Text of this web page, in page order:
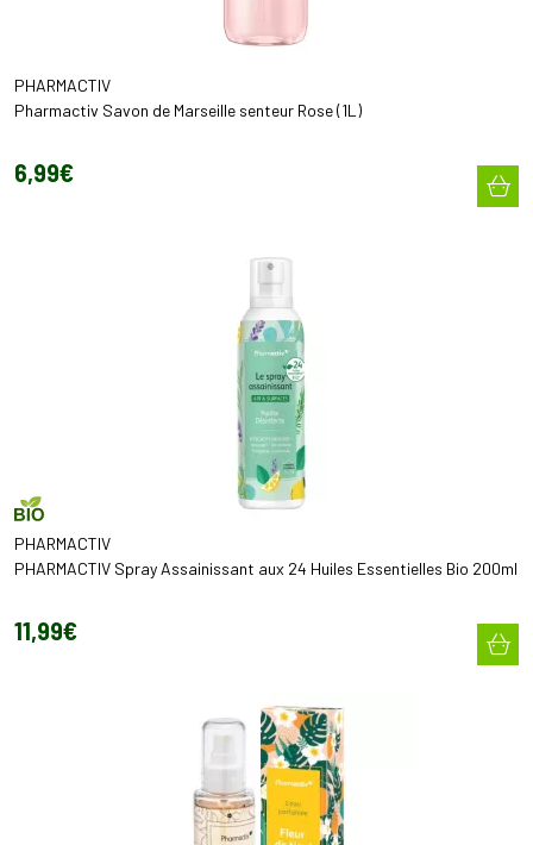
PHARMACTIV
Pharmactiv Savon de Marseille senteur Rose (1L)
6,99€
PHARMACTIV
PHARMACTIV Spray Assainissant aux 24 Huiles Essentielles Bio 200ml
11,99€